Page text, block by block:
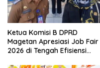
Ketua Komisi B DPRD
Magetan Apresiasi Job Fair
2026 di Tengah Efisiensi